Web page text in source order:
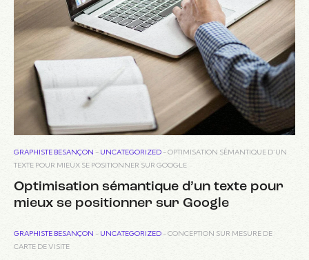
GRAPHISTE BESANÇON - UNCATEGORIZED -OPTIMISATION SÉMANTIQUE D’UN
TEXTE POUR MIEUX SE POSITIONNER SUR GOOGLE
Optimisation sémantique d’un texte pour
mieux se positionner sur Google
GRAPHISTE BESANÇON - UNCATEGORIZED -CONCEPTION SUR MESURE DE
CARTE DE VISITE